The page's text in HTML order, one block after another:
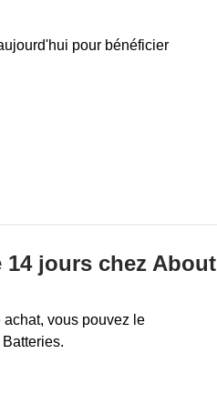
pour bénéficier
jours chez About
vous pouvez le